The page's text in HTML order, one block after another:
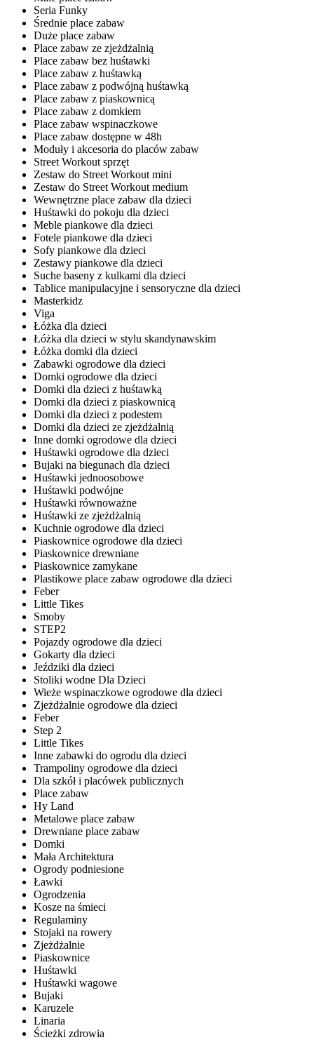
Seria Funky
Średnie place zabaw
Duże place zabaw
Place zabaw ze zjeżdżalnią
Place zabaw bez huśtawki
Place zabaw z huśtawką
Place zabaw z podwójną huśtawką
Place zabaw z piaskownicą
Place zabaw z domkiem
Place zabaw wspinaczkowe
Place zabaw dostępne w 48h
Moduły i akcesoria do placów zabaw
Street Workout sprzęt
Zestaw do Street Workout mini
Zestaw do Street Workout medium
Wewnętrzne place zabaw dla dzieci
Huśtawki do pokoju dla dzieci
Meble piankowe dla dzieci
Fotele piankowe dla dzieci
Sofy piankowe dla dzieci
Zestawy piankowe dla dzieci
Suche baseny z kulkami dla dzieci
Tablice manipulacyjne i sensoryczne dla dzieci
Masterkidz
Viga
Łóżka dla dzieci
Łóżka dla dzieci w stylu skandynawskim
Łóżka domki dla dzieci
Zabawki ogrodowe dla dzieci
Domki ogrodowe dla dzieci
Domki dla dzieci z huśtawką
Domki dla dzieci z piaskownicą
Domki dla dzieci z podestem
Domki dla dzieci ze zjeżdżalnią
Inne domki ogrodowe dla dzieci
Huśtawki ogrodowe dla dzieci
Bujaki na biegunach dla dzieci
Huśtawki jednoosobowe
Huśtawki podwójne
Huśtawki równoważne
Huśtawki ze zjeżdżalnią
Kuchnie ogrodowe dla dzieci
Piaskownice ogrodowe dla dzieci
Piaskownice drewniane
Piaskownice zamykane
Plastikowe place zabaw ogrodowe dla dzieci
Feber
Little Tikes
Smoby
STEP2
Pojazdy ogrodowe dla dzieci
Gokarty dla dzieci
Jeździki dla dzieci
Stoliki wodne Dla Dzieci
Wieże wspinaczkowe ogrodowe dla dzieci
Zjeżdżalnie ogrodowe dla dzieci
Feber
Step 2
Little Tikes
Inne zabawki do ogrodu dla dzieci
Trampoliny ogrodowe dla dzieci
Dla szkół i placówek publicznych
Place zabaw
Hy Land
Metalowe place zabaw
Drewniane place zabaw
Domki
Mała Architektura
Ogrody podniesione
Ławki
Ogrodzenia
Kosze na śmieci
Regulaminy
Stojaki na rowery
Zjeżdżalnie
Piaskownice
Huśtawki
Huśtawki wagowe
Bujaki
Karuzele
Linaria
Ścieżki zdrowia